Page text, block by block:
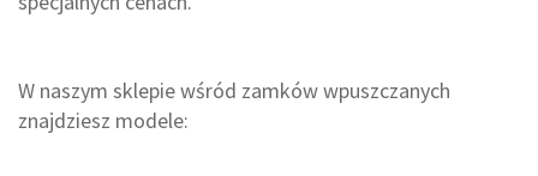
W naszym sklepie wśród zamków wpuszczanych
znajdziesz modele: